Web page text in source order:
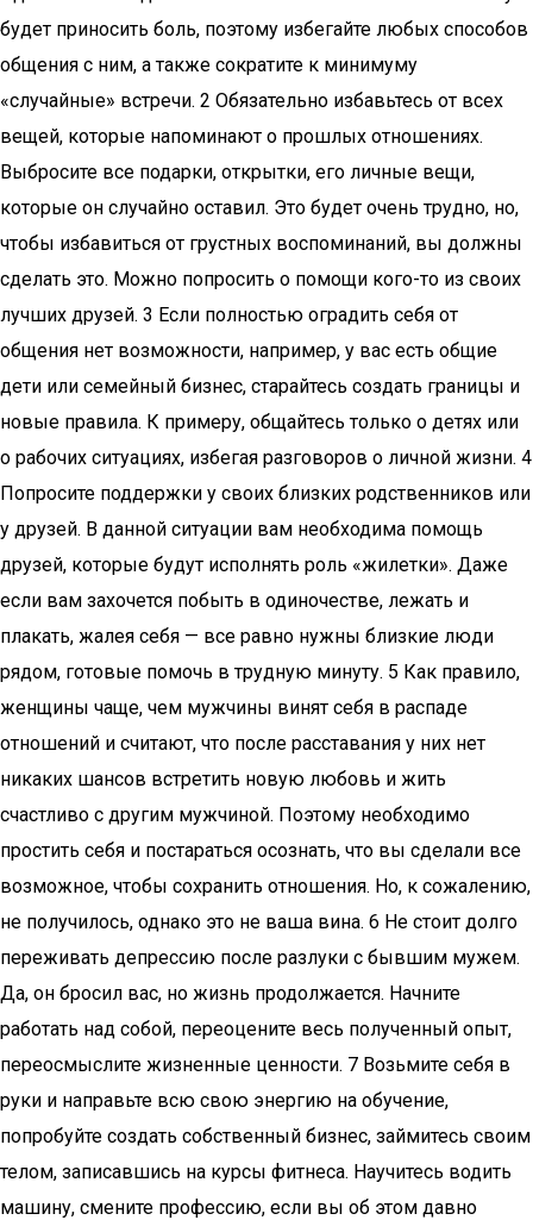
будет приносить боль, поэтому избегайте любых способов
общения с ним, а также сократите к минимуму
«случайные» встречи. 2 Обязательно избавьтесь от всех
вещей, которые напоминают о прошлых отношениях.
Выбросите все подарки, открытки, его личные вещи,
которые он случайно оставил. Это будет очень трудно, но,
чтобы избавиться от грустных воспоминаний, вы должны
сделать это. Можно попросить о помощи кого-то из своих
лучших друзей. 3 Если полностью оградить себя от
общения нет возможности, например, у вас есть общие
дети или семейный бизнес, старайтесь создать границы и
новые правила. К примеру, общайтесь только о детях или
о рабочих ситуациях, избегая разговоров о личной жизни. 4
Попросите поддержки у своих близких родственников или
у друзей. В данной ситуации вам необходима помощь
друзей, которые будут исполнять роль «жилетки». Даже
если вам захочется побыть в одиночестве, лежать и
плакать, жалея себя — все равно нужны близкие люди
рядом, готовые помочь в трудную минуту. 5 Как правило,
женщины чаще, чем мужчины винят себя в распаде
отношений и считают, что после расставания у них нет
никаких шансов встретить новую любовь и жить
счастливо с другим мужчиной. Поэтому необходимо
простить себя и постараться осознать, что вы сделали все
возможное, чтобы сохранить отношения. Но, к сожалению,
не получилось, однако это не ваша вина. 6 Не стоит долго
переживать депрессию после разлуки с бывшим мужем.
Да, он бросил вас, но жизнь продолжается. Начните
работать над собой, переоцените весь полученный опыт,
переосмыслите жизненные ценности. 7 Возьмите себя в
руки и направьте всю свою энергию на обучение,
попробуйте создать собственный бизнес, займитесь своим
телом, записавшись на курсы фитнеса. Научитесь водить
машину, смените профессию, если вы об этом давно